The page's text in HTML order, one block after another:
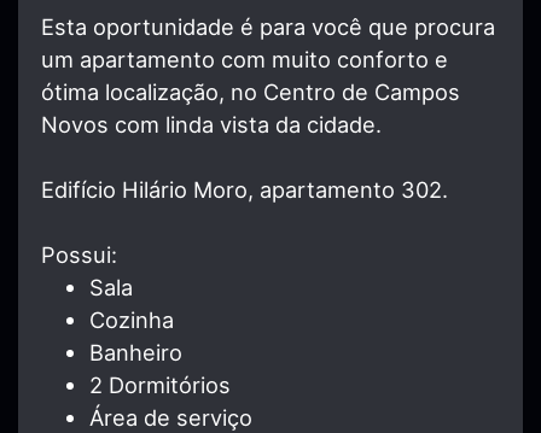
Esta oportunidade é para você que procura
um apartamento com muito conforto e
ótima localização, no Centro de Campos
Novos com linda vista da cidade.
Edifício Hilário Moro, apartamento 302.
Possui:
Sala
Cozinha
Banheiro
2 Dormitórios
Área de serviço